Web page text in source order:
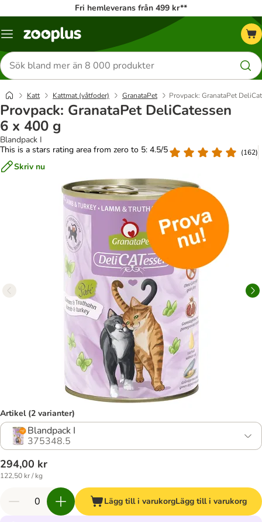
Fri hemleverans från 499 kr**
Katalogmeny
Sök
efter
produkter
Katt Kattmat (våtfoder) GranataPet Provpack: GranataPet
Provpack: GranataPet DeliCatessen
6 x 400 g
Blandpack I
This is a stars rating area from zero to 5: 4.5/5
(162)
Skriv nu
Artikel (2 varianter)
Blandpack I
375348.5
294,00 kr
122,50 kr / kg
Lägg till i varukorgLägg till i varukorg